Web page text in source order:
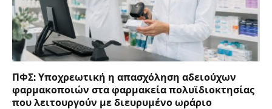
ΠΦΣ: Υποχρεωτική η απασχόληση αδειούχων
φαρμακοποιών στα φαρμακεία πολυϊδιοκτησίας
που λειτουργούν με διευρυμένο ωράριο